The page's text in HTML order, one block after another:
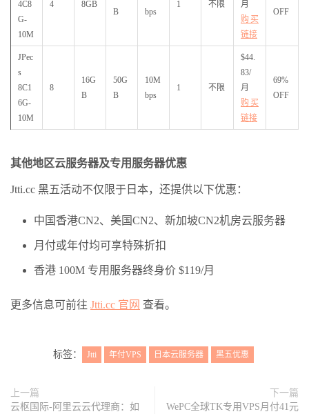
4C8
G-
10M
4 8GB
B
bps
1 不限
月
购买
链接
OFF
JPec
s
8C1
6G-
10M
8
16G
B
50G
B
10M
bps
1 不限
$44.
83/
月
购买
链接
69%
OFF
其他地区云服务器及专用服务器优惠
Jtti.cc 黑五活动不仅限于日本，还提供以下优惠：
中国香港CN2、美国CN2、新加坡CN2机房云服务器
月付或年付均可享特殊折扣
香港 100M 专用服务器终身价 $119/月
更多信息可前往 Jtti.cc 官网 查看。
标签： Jtti 年付VPS 日本云服务器 黑五优惠
上一篇
云枢国际-阿里云云代理商：如
下一篇
WePC全球TK专用VPS月付41元